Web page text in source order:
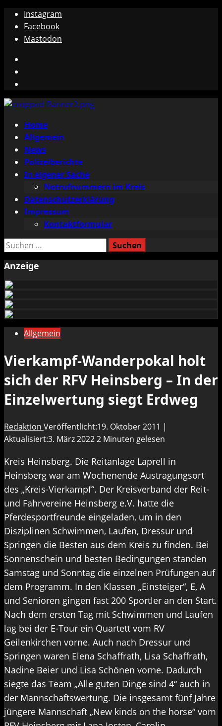
Zum
Inhalt
springen
Instagram
Facebook
Mastodon
Primäres
Menü
Home
Allgemein
News
Polizeiberichte
In eigener Sache
Notrufnummern im Kreis
Datenschutzerklärung
Impressum
Kontaktformular
Suchen
Anzeige
Allgemein
Vierkampf-Wanderpokal holt
sich der RFV Heinsberg – In der
Einzelwertung siegt Erdweg
Redaktion Veröffentlicht:19. Oktober 2011 |
Aktualisiert:3. März 20222 Minuten gelesen
Kreis Heinsberg. Die Reitanlage Laprell in
Heinsberg war am Wochenende Austragungsort
des „Kreis-Vierkampf“. Der Kreisverband der Reit-
und Fahrvereine Heinsberg e.V. hatte die
Pferdesportfreunde eingeladen, um in den
Disziplinen Schwimmen, Laufen, Dressur und
Springen die Besten aus dem Kreis zu finden. Bei
Sonnenschein und besten Bedingungen standen
Samstag und Sonntag die einzelnen Prüfungen auf
dem Programm. In den Klassen „Einsteiger“, E, A
und Senioren gingen fast 200 Sportler an den Start.
Nach dem ersten Tag mit Schwimmen und Laufen
lag bei der E-Tour ein Quartett vom RV
Geilenkirchen vorne. Auch nach Dressur und
Springen waren Elena Schaffrath, Lisa Schaffrath,
Nadine Beier und Lisa Schönen vorne. Dadurch
siegte das Team „Alle guten Dinge sind 4“ auch in
der Mannschaftswertung. Die insgesamt fünf Jahre
jüngere Mannschaft „New kinds on the horse“ vom